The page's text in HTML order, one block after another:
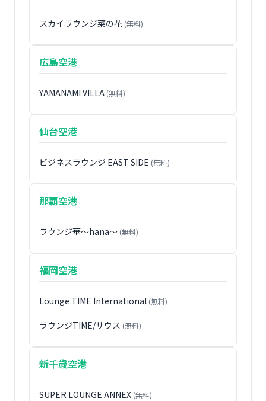
スカイラウンジ菜の花 (無料)
広島空港
YAMANAMI VILLA (無料)
仙台空港
ビジネスラウンジ EAST SIDE (無料)
那覇空港
ラウンジ華〜hana〜 (無料)
福岡空港
Lounge TIME International (無料)
ラウンジTIME/サウス (無料)
新千歳空港
SUPER LOUNGE ANNEX (無料)